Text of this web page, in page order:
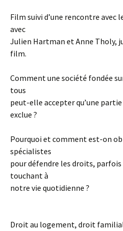
Film suivi d’une rencontre avec
avec
Julien Hartman et Anne Tholy,
film.
Comment une société fondée
tous
peut-elle accepter qu’une
exclue ?
Pourquoi et comment est-on
spécialistes
pour défendre les droits,
touchant à
notre vie quotidienne ?
Droit au logement, droit